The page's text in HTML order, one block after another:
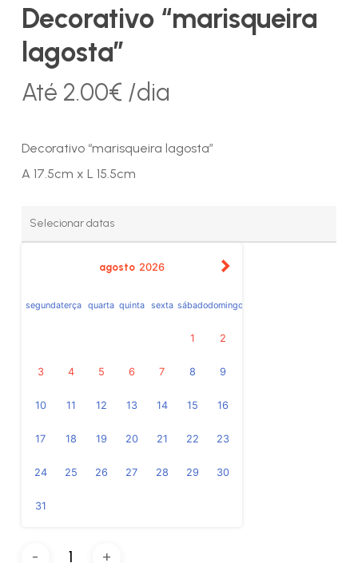
Decorativo “marisqueira
lagosta”
Até 2.00€ /dia
Decorativo “marisqueira lagosta”
A 17.5cm x L 15.5cm
agosto 2026
segundaterça quarta quinta sexta sábadodomingo
1 2
3 4 5 6 7 8 9
10 11 12 13 14 15 16
17 18 19 20 21 22 23
24 25 26 27 28 29 30
31